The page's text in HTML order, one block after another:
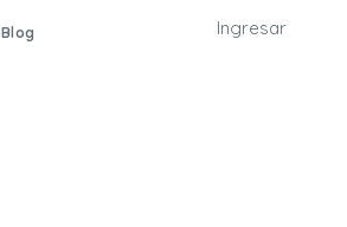
Blog Ingresar